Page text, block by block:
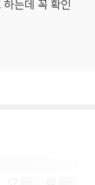
는데 꼭 확인